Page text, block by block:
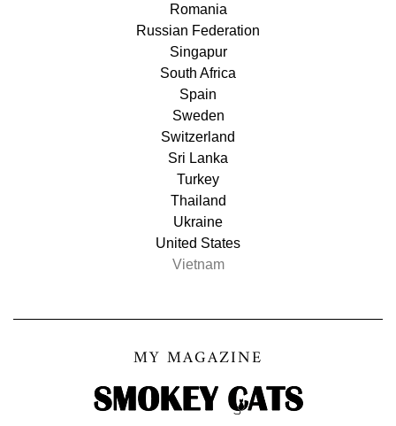
Romania
Russian Federation
Singapur
South Africa
Spain
Sweden
Switzerland
Sri Lanka
Turkey
Thailand
Ukraine
United States
Vietnam
MY MAGAZINE